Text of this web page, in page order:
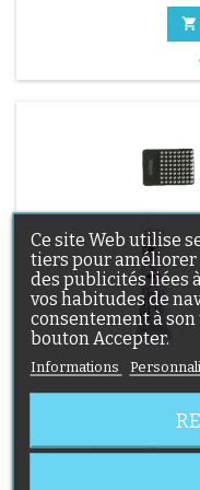

sur la chambre à air. 2/
avec le grattoir
Ce site Web utilise
tiers pour améliorer
des publicités liées
vos habitudes de
consentement à
bouton Accepter.
Informations